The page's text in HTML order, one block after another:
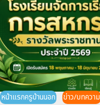
หน้าแรกครูบ้านนอก ข่าว/บทความ